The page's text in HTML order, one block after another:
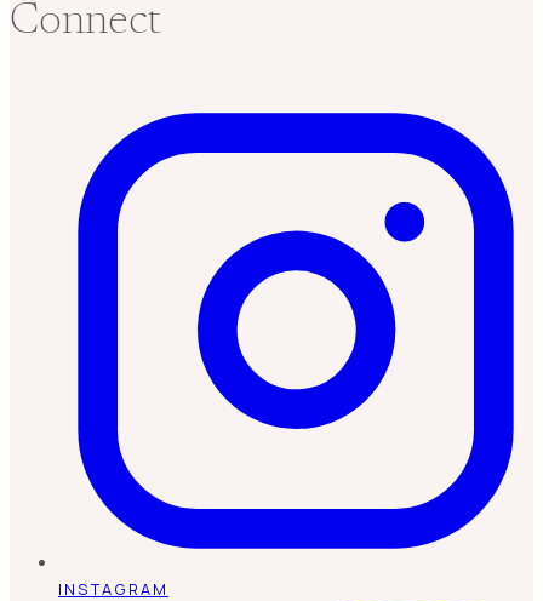
Connect
INSTAGRAM